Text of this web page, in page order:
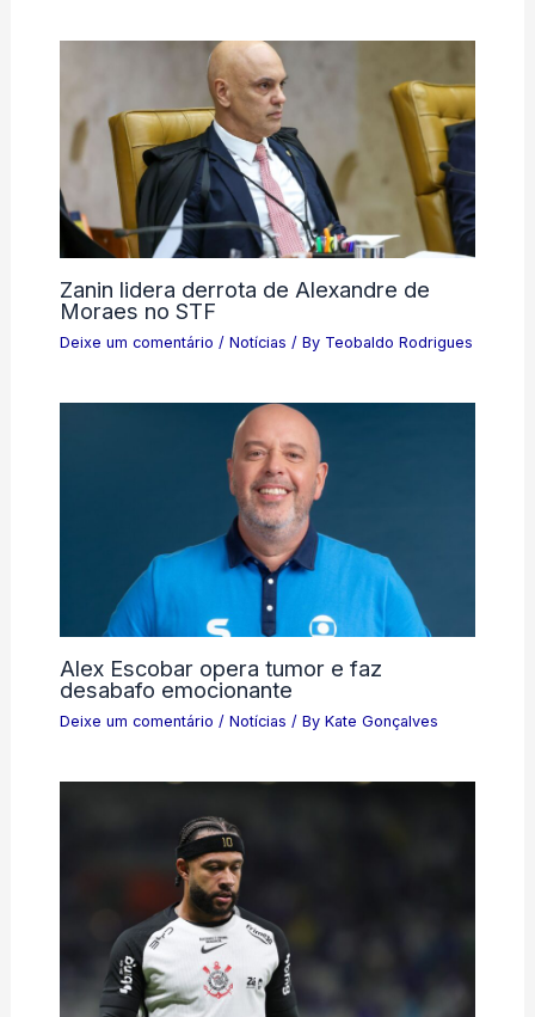
Zanin lidera derrota de Alexandre de
Moraes no STF
Deixe um comentário / Notícias / By Teobaldo Rodrigues
Alex Escobar opera tumor e faz
desabafo emocionante
Deixe um comentário / Notícias / By Kate Gonçalves